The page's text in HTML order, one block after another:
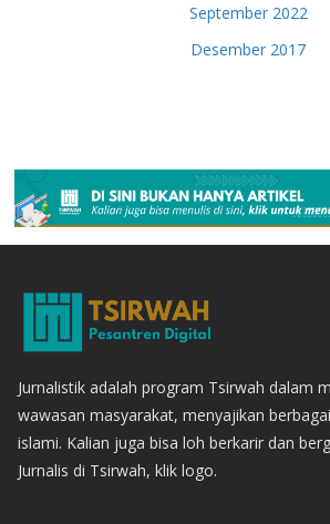
September 2022
Desember 2017
Jurnalistik adalah program Tsirwah dalam
wawasan masyarakat, menyajikan
islami. Kalian juga bisa loh berkarir dan
Jurnalis di Tsirwah, klik logo.